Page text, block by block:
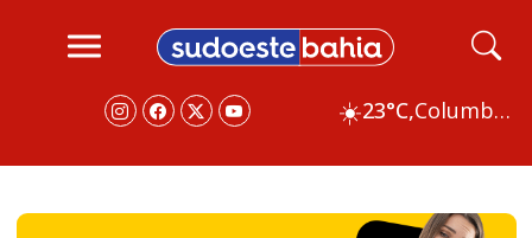
☀️23°C, Columbus